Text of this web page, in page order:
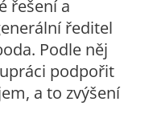
řešení a
ředitel
Podle něj
podpořit
a to zvýšení